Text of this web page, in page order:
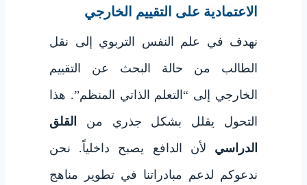
الاعتمادية على التقييم الخارجي
نهدف في علم النفس التربوي إلى نقل
الطالب من حالة البحث عن التقييم
الخارجي إلى “التعلم الذاتي المنظم”. هذا
التحول يقلل بشكل جذري من
القلق
الدراسي لأن الدافع يصبح داخلياً. نحن
ندعوكم لدعم مبادراتنا في تطوير مناهج